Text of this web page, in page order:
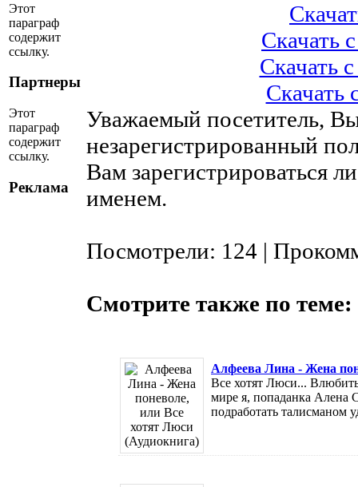
Этот
параграф
содержит
ссылку.
Партнеры
Этот
параграф
содержит
ссылку.
Реклама
Скачать
Скачать
Скачать
Уважаемый посетитель,
незарегистрированный
Вам зарегистрироваться
именем.
Посмотрели: 124 |
Смотрите также по теме:
Алфеева Лина - Жена
Все хотят Люси...
мире я, попаданка Алена
подработать талисманом